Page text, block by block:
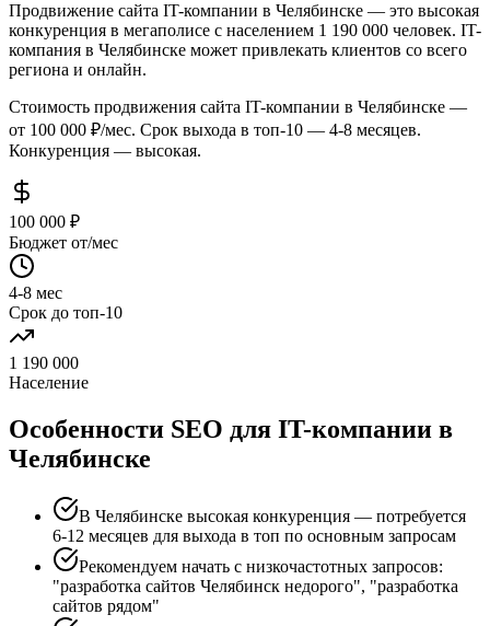
Продвижение сайта IT-компании в Челябинске — это высокая
конкуренция в мегаполисе с населением 1 190 000 человек. IT-
компания в Челябинске может привлекать клиентов со всего
региона и онлайн.
Стоимость продвижения сайта IT-компании в Челябинске —
от 100 000 ₽/мес. Срок выхода в топ-10 — 4-8 месяцев.
Конкуренция — высокая.
100 000 ₽
Бюджет от/мес
4-8 мес
Срок до топ-10
1 190 000
Население
Особенности SEO для IT-компании в
Челябинске
В Челябинске высокая конкуренция — потребуется
6-12 месяцев для выхода в топ по основным запросам
Рекомендуем начать с низкочастотных запросов:
"разработка сайтов Челябинск недорого", "разработка
сайтов рядом"